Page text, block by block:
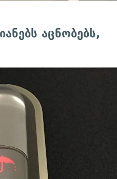
აცნობებს,